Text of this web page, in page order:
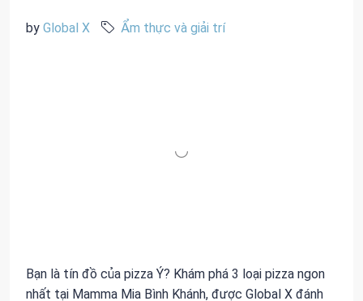
by Global X Ẩm thực và giải trí
Bạn là tín đồ của pizza Ý? Khám phá 3 loại pizza ngon
nhất tại Mamma Mia Bình Khánh, được Global X đánh